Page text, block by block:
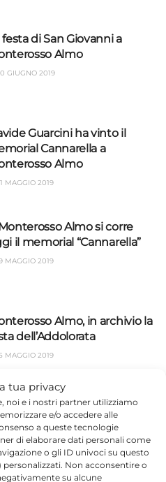
tua privacy
noi e i nostri partner utilizziamo
e/o accedere alle
a queste tecnologie
di elaborare dati personali come
o gli ID univoci su questo
Non acconsentire o
su alcune
festa di San Giovanni a
Almo
GIUGNO 2019
Guarcini ha vinto il
Cannarella a
Almo
MAGGIO 2019
Almo si corre
il memorial “Cannarella”
MAGGIO 2019
Almo, in archivio la
dell’Addolorata
MAGGIO 2019
Almo
i festeggiamenti
SS. Addolorata
2019